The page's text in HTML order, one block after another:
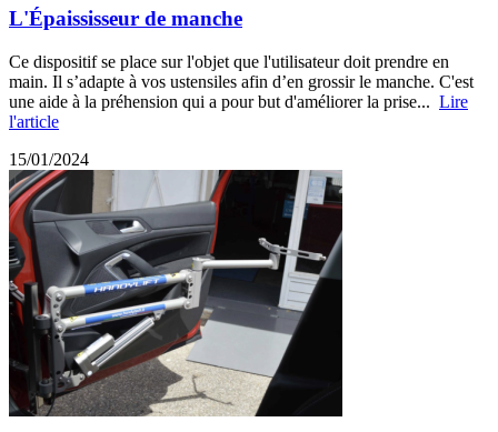
L'Épaississeur de manche
Ce dispositif se place sur l'objet que l'utilisateur doit prendre en
main. Il s’adapte à vos ustensiles afin d’en grossir le manche. C'est
une aide à la préhension qui a pour but d'améliorer la prise... Lire
l'article
15/01/2024